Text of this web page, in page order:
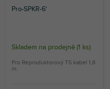
Pro-SPKR-6'
Skladem na prodejně (1 ks)
Pro Reproduktorový TS kabel 1,8
m.